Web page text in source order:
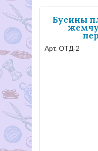
Бусины
Арт. ОТД-2